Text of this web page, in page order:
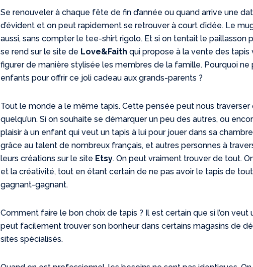
Se renouveler à chaque fête de fin d’année ou quand arrive une
d’évident et on peut rapidement se retrouver à court d’idée. Le
aussi, sans compter le tee-shirt rigolo. Et si on tentait le paillasson
se rend sur le site de Love&Faith qui propose à la vente des tapis
figurer de manière stylisée les membres de la famille. Pourquoi
enfants pour offrir ce joli cadeau aux grands-parents ?
Tout le monde a le même tapis. Cette pensée peut nous
quelqu’un. Si on souhaite se démarquer un peu des autres, ou
plaisir à un enfant qui veut un tapis à lui pour jouer dans sa
grâce au talent de nombreux français, et autres personnes à
leurs créations sur le site Etsy. On peut vraiment trouver de tout.
et la créativité, tout en étant certain de ne pas avoir le tapis de
gagnant-gagnant.
Comment faire le bon choix de tapis ? Il est certain que si l’on
peut facilement trouver son bonheur dans certains magasins de
sites spécialisés.